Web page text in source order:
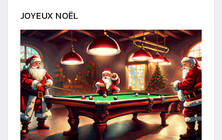
JOYEUX NOËL